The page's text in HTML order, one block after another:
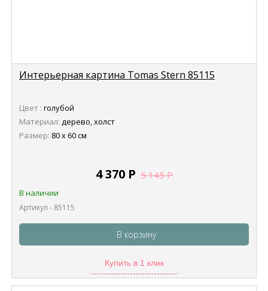
Интерьерная картина Tomas Stern 85115
Цвет : голубой
Материал: дерево, холст
Размер: 80 х 60 см
4 370 Р 5 145Р
В наличии
Артикул - 85115
В корзину
Купить в 1 клик